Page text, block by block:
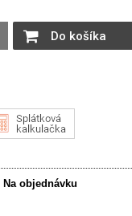
Do košíka
Na objednávku